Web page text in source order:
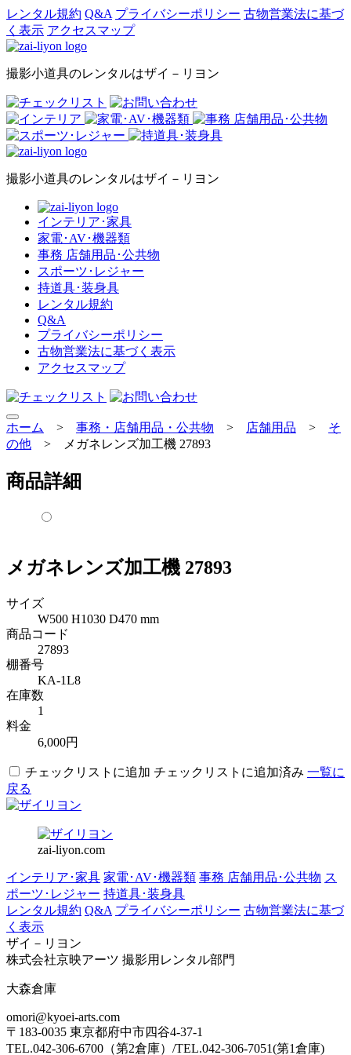
レンタル規約 Q&A プライバシーポリシー 古物営業法に基づ
く表示 アクセスマップ
撮影小道具のレンタルはザイ－リヨン
撮影小道具のレンタルはザイ－リヨン
インテリア･家具
家電･AV･機器類
事務 店舗用品･公共物
スポーツ･レジャー
持道具･装身具
レンタル規約
Q&A
プライバシーポリシー
古物営業法に基づく表示
アクセスマップ
ホーム > 事務・店舗用品・公共物 > 店舗用品 >
そ
の他
> メガネレンズ加工機 27893
商品詳細
メガネレンズ加工機 27893
サイズ
W500 H1030 D470 mm
商品コード
27893
棚番号
KA-1L8
在庫数
1
料金
6,000円
チェックリストに追加 チェックリストに追加済み 一覧に
戻る
zai-liyon.com
インテリア･家具 家電･AV･機器類 事務 店舗用品･公共物 ス
ポーツ･レジャー 持道具･装身具
レンタル規約 Q&A プライバシーポリシー 古物営業法に基づ
く表示
ザイ－リヨン
株式会社京映アーツ 撮影用レンタル部門
大森倉庫
omori@kyoei-arts.com
〒183-0035 東京都府中市四谷4-37-1
TEL.042-306-6700（第2倉庫）/TEL.042-306-7051(第1倉庫)